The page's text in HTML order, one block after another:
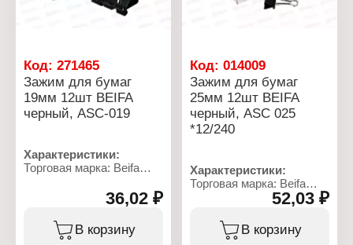
Код: 271465
Зажим для бумаг
19мм 12шт BEIFA
черный, ASC-019
Характеристики:
Торговая марка: Beifa
Тип товара: Зажим для
Цвет: черный
Ширина: 1,9 см
36,02 ₽
В корзину
Код:014009
Зажим для бумаг
25мм 12шт BEIFA
черный, АSС 025
*12/240
Характеристики:
Торговая марка: Beifa
Артикул: АSС025
Тип товара: Зажим для
бумаг
Цвет: черный
52,03 ₽
В корзину